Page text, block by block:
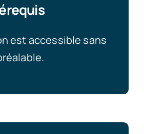
est accessible sans